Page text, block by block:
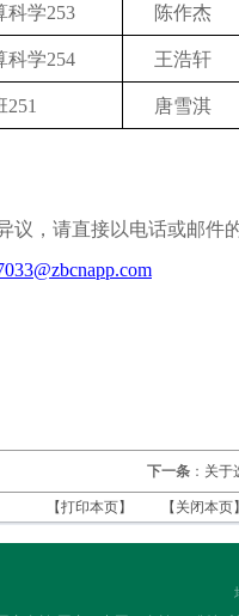
科学253 陈作杰
科学254 王浩轩
251 唐雪淇
，请直接以电话或邮件
下一条 ： 关于
【打印本页】 【关闭本页】